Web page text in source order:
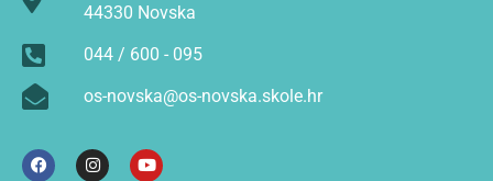
44330 Novska
044 / 600 - 095
os-novska@os-novska.skole.hr